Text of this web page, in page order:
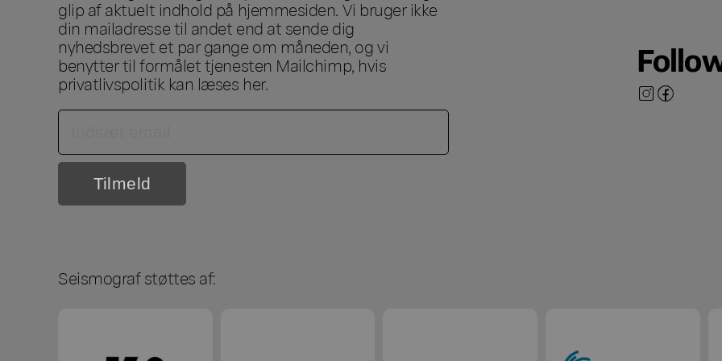
glip af aktuelt indhold på hjemmesiden. Vi bruger ikke
din mailadresse til andet end at sende dig
nyhedsbrevet et par gange om måneden, og vi
benytter til formålet tjenesten Mailchimp, hvis
privatlivspolitik kan læses her.
Seismograf støttes af: